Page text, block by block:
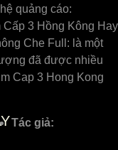
quảng cáo:
3 Hồng Kông Hay
Che Full: là một
đã được nhiều
Cap 3 Hong Kong
Tác giả: